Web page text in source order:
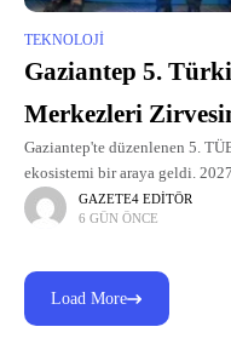
TEKNOLOJI
Gaziantep 5.
Merkezleri
Gaziantep'te düzenlenen 5.
ekosistemi bir araya geldi.
GAZETE4 EDITÖR
6 GÜN ÖNCE
Load More